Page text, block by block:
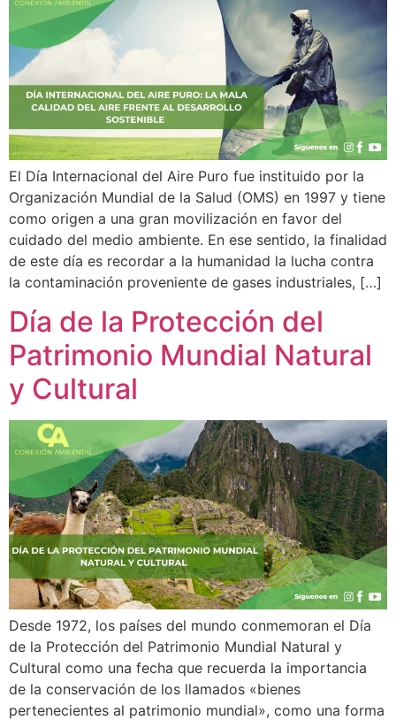
El Día Internacional del Aire Puro fue instituido por la
Organización Mundial de la Salud (OMS) en 1997 y tiene
como origen a una gran movilización en favor del
cuidado del medio ambiente. En ese sentido, la finalidad
de este día es recordar a la humanidad la lucha contra
la contaminación proveniente de gases industriales, […]
Día de la Protección del
Patrimonio Mundial Natural
y Cultural
Desde 1972, los países del mundo conmemoran el Día
de la Protección del Patrimonio Mundial Natural y
Cultural como una fecha que recuerda la importancia
de la conservación de los llamados «bienes
pertenecientes al patrimonio mundial», como una forma